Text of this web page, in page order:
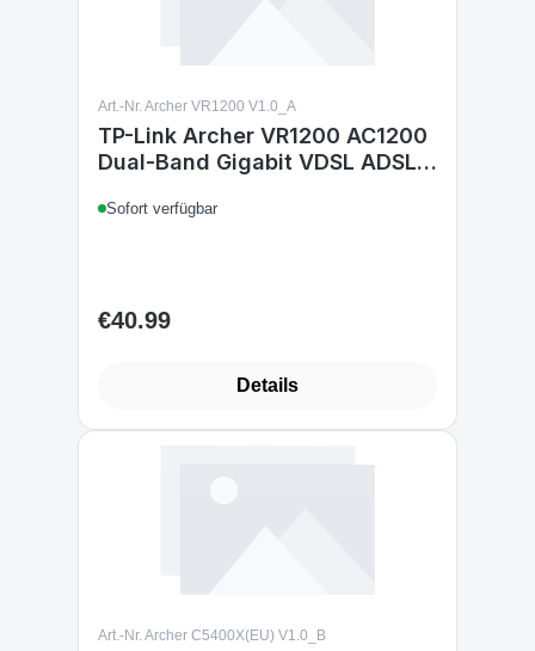
Art.-Nr. Archer VR1200 V1.0_A
TP-Link Archer VR1200 AC1200
Dual-Band Gigabit VDSL ADSL
Sofort verfügbar
Regular price:
€40.99
Details
Art.-Nr. Archer C5400X(EU) V1.0_B